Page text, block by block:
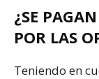
¿SE
POR LAS
Teniendo en